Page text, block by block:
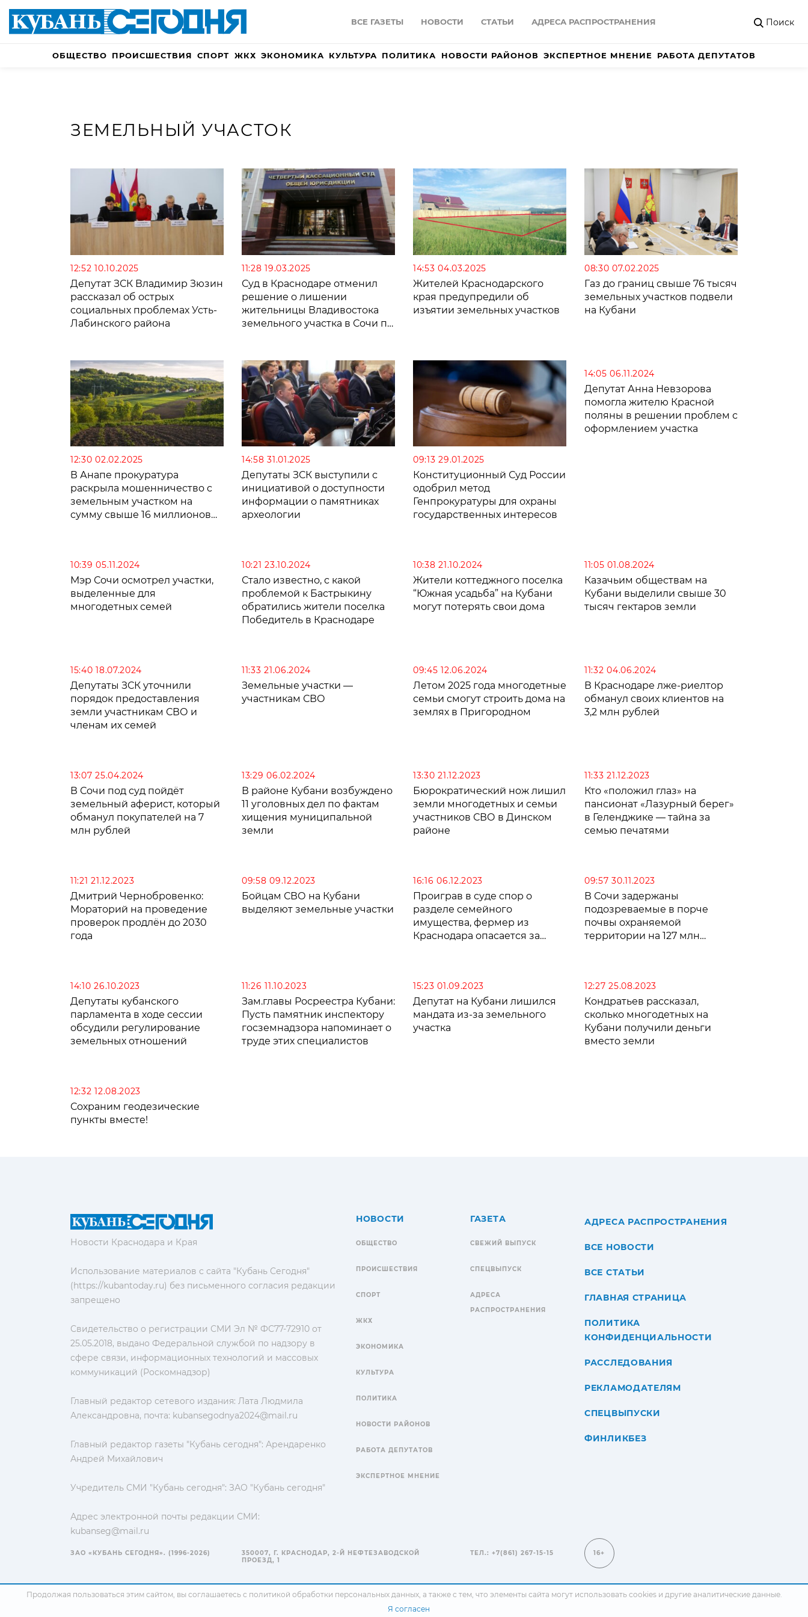
ВСЕ ГАЗЕТЫ НОВОСТИ СТАТЬИ АДРЕСА РАСПРОСТРАНЕНИЯ Поиск
ОБЩЕСТВО ПРОИСШЕСТВИЯ СПОРТ ЖКХ ЭКОНОМИКА КУЛЬТУРА ПОЛИТИКА НОВОСТИ РАЙОНОВ ЭКСПЕРТНОЕ МНЕНИЕ РАБОТА ДЕПУТАТОВ
ЗЕМЕЛЬНЫЙ УЧАСТОК
12:52 10.10.2025
Депутат ЗСК Владимир Зюзин
рассказал об острых
социальных проблемах Усть-
Лабинского района
11:28 19.03.2025
Суд в Краснодаре отменил
решение о лишении
жительницы Владивостока
земельного участка в Сочи по
14:53 04.03.2025
Жителей Краснодарского
края предупредили об
изъятии земельных участков
08:30 07.02.2025
Газ до границ свыше 76 тысяч
земельных участков подвели
на Кубани
12:30 02.02.2025
В Анапе прокуратура
раскрыла мошенничество с
земельным участком на
сумму свыше 16 миллионов
14:58 31.01.2025
Депутаты ЗСК выступили с
инициативой о доступности
информации о памятниках
археологии
09:13 29.01.2025
Конституционный Суд России
одобрил метод
Генпрокуратуры для охраны
государственных интересов
14:05 06.11.2024
Депутат Анна Невзорова
помогла жителю Красной
поляны в решении проблем с
оформлением участка
10:39 05.11.2024
Мэр Сочи осмотрел участки,
выделенные для
многодетных семей
10:21 23.10.2024
Стало известно, с какой
проблемой к Бастрыкину
обратились жители поселка
Победитель в Краснодаре
10:38 21.10.2024
Жители коттеджного поселка
“Южная усадьба” на Кубани
могут потерять свои дома
11:05 01.08.2024
Казачьим обществам на
Кубани выделили свыше 30
тысяч гектаров земли
15:40 18.07.2024
Депутаты ЗСК уточнили
порядок предоставления
земли участникам СВО и
членам их семей
11:33 21.06.2024
Земельные участки —
участникам СВО
09:45 12.06.2024
Летом 2025 года многодетные
семьи смогут строить дома на
землях в Пригородном
11:32 04.06.2024
В Краснодаре лже-риелтор
обманул своих клиентов на
3,2 млн рублей
13:07 25.04.2024
В Сочи под суд пойдёт
земельный аферист, который
обманул покупателей на 7
млн рублей
13:29 06.02.2024
В районе Кубани возбуждено
11 уголовных дел по фактам
хищения муниципальной
земли
13:30 21.12.2023
Бюрократический нож лишил
земли многодетных и семьи
участников СВО в Динском
районе
11:33 21.12.2023
Кто «положил глаз» на
пансионат «Лазурный берег»
в Геленджике — тайна за
семью печатями
11:21 21.12.2023
Дмитрий Чернобровенко:
Мораторий на проведение
проверок продлён до 2030
года
09:58 09.12.2023
Бойцам СВО на Кубани
выделяют земельные участки
16:16 06.12.2023
Проиграв в суде спор о
разделе семейного
имущества, фермер из
Краснодара опасается за
09:57 30.11.2023
В Сочи задержаны
подозреваемые в порче
почвы охраняемой
территории на 127 млн
14:10 26.10.2023
Депутаты кубанского
парламента в ходе сессии
обсудили регулирование
земельных отношений
11:26 11.10.2023
Зам.главы Росреестра Кубани:
Пусть памятник инспектору
госземнадзора напоминает о
труде этих специалистов
15:23 01.09.2023
Депутат на Кубани лишился
мандата из-за земельного
участка
12:27 25.08.2023
Кондратьев рассказал,
сколько многодетных на
Кубани получили деньги
вместо земли
12:32 12.08.2023
Сохраним геодезические
пункты вместе!
Новости Краснодара и Края
Использование материалов с сайта "Кубань Сегодня"
(https://kubantoday.ru) без письменного согласия редакции
запрещено
Свидетельство о регистрации СМИ Эл № ФС77-72910 от
25.05.2018, выдано Федеральной службой по надзору в
сфере связи, информационных технологий и массовых
коммуникаций (Роскомнадзор)
Главный редактор сетевого издания: Лата Людмила
Александровна, почта: kubansegodnya2024@mail.ru
Главный редактор газеты "Кубань сегодня": Арендаренко
Андрей Михайлович
Учредитель СМИ "Кубань сегодня": ЗАО "Кубань сегодня"
Адрес электронной почты редакции СМИ:
kubanseg@mail.ru
НОВОСТИ
ОБЩЕСТВО
ПРОИСШЕСТВИЯ
СПОРТ
ЖКХ
ЭКОНОМИКА
КУЛЬТУРА
ПОЛИТИКА
НОВОСТИ РАЙОНОВ
РАБОТА ДЕПУТАТОВ
ЭКСПЕРТНОЕ МНЕНИЕ
ГАЗЕТА
СВЕЖИЙ ВЫПУСК
СПЕЦВЫПУСК
АДРЕСА
РАСПРОСТРАНЕНИЯ
АДРЕСА РАСПРОСТРАНЕНИЯ
ВСЕ НОВОСТИ
ВСЕ СТАТЬИ
ГЛАВНАЯ СТРАНИЦА
ПОЛИТИКА
КОНФИДЕНЦИАЛЬНОСТИ
РАССЛЕДОВАНИЯ
РЕКЛАМОДАТЕЛЯМ
СПЕЦВЫПУСКИ
ФИНЛИКБЕЗ
ЗАО «КУБАНЬ СЕГОДНЯ». (1996-2026)
350007, Г. КРАСНОДАР, 2-Й НЕФТЕЗАВОДСКОЙ
ПРОЕЗД, 1
ТЕЛ.: +7(861) 267-15-15 16+
Продолжая пользоваться этим сайтом, вы соглашаетесь с политикой обработки персональных данных, а также с тем, что элементы сайта могут использовать cookies и другие аналитические данные.
Я согласен